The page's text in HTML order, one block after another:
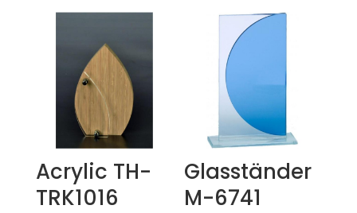
Acrylic TH-
TRK1016
Glasständer
M-6741